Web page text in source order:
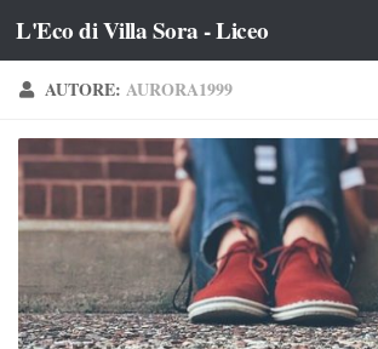
Salta al contenuto
L'Eco di Villa Sora - Liceo
AUTORE: AURORA1999